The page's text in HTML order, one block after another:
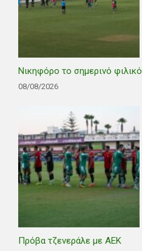
Νικηφόρο το σημερινό φιλικό
08/08/2026
Πρόβα τζενεράλε με ΑΕΚ